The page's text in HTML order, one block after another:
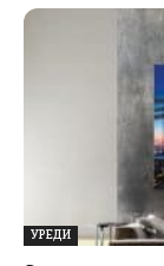
УРЕДИ